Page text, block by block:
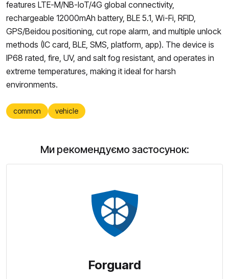
features LTE-M/NB-IoT/4G global connectivity,
rechargeable 12000mAh battery, BLE 5.1, Wi-Fi, RFID,
GPS/Beidou positioning, cut rope alarm, and multiple unlock
methods (IC card, BLE, SMS, platform, app). The device is
IP68 rated, fire, UV, and salt fog resistant, and operates in
extreme temperatures, making it ideal for harsh
environments.
common vehicle
Ми рекомендуємо застосунок:
Forguard